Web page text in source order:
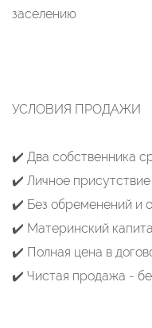
заселению
УСЛОВИЯ ПРОДАЖИ
✔️ Два собственника
✔️ Личное
✔️ Без обременений и
✔️ Материнский
✔️ Полная цена в
✔️ Чистая продажа -